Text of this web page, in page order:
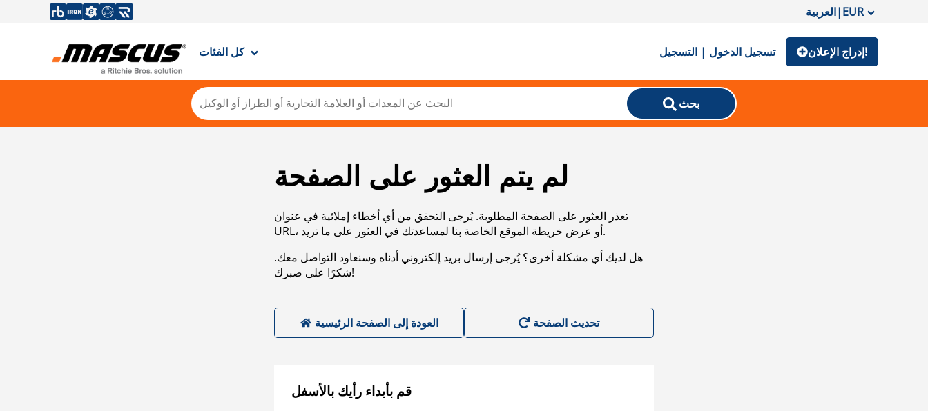
العربية|EUR
كل الفئات تسجيل الدخول | التسجيل إدراج الإعلان!
بحث
لم يتم العثور على الصفحة
تعذر العثور على الصفحة المطلوبة. يُرجى التحقق من أي أخطاء إملائية في عنوان
URL، أو عرض خريطة الموقع الخاصة بنا لمساعدتك في العثور على ما تريد.
هل لديك أي مشكلة أخرى؟ يُرجى إرسال بريد إلكتروني أدناه وسنعاود التواصل معك.
شكرًا على صبرك!
العودة إلى الصفحة الرئيسية
قم بأبداء رأيك بالأسفل